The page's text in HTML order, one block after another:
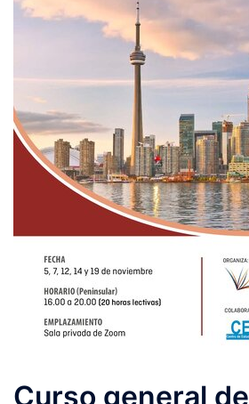
Curso general de